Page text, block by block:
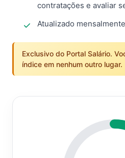
contratações e avaliar
Atualizado
Exclusivo do Portal Salário.
índice em nenhum outro lugar.